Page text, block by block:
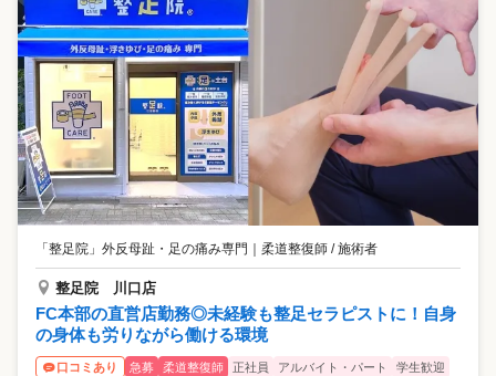
「整足院」外反母趾・足の痛み専門 柔道整復師 / 施術者
整足院 川口店
FC本部の直営店勤務◎未経験も整足セラピストに！自身
の身体も労りながら働ける環境
口コミあり 急募 柔道整復師 正社員 アルバイト・パート
学生歓迎